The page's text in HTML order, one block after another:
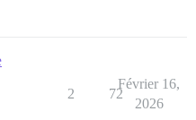
2 72
Février 16,
2026